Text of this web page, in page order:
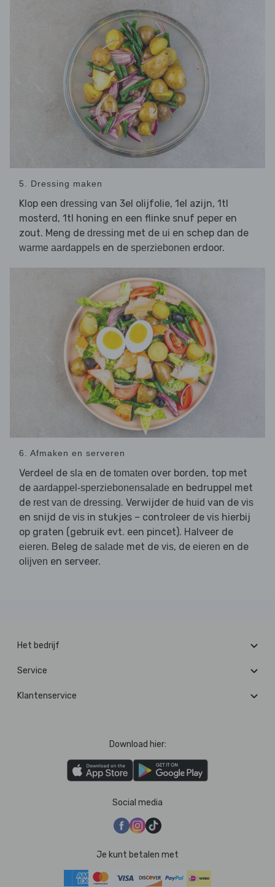
5. Dressing maken
Klop een dressing van 3el olijfolie, 1el azijn, 1tl
mosterd, 1tl honing en een flinke snuf peper en
zout. Meng de dressing met de ui en schep dan de
warme aardappels en de sperziebonen erdoor.
6. Afmaken en serveren
Verdeel de sla en de tomaten over borden, top met
de aardappel-sperziebonensalade en bedruppel met
de rest van de dressing. Verwijder de huid van de vis
en snijd de vis in stukjes – controleer de vis hierbij
op graten (gebruik evt. een pincet). Halveer de
eieren. Beleg de salade met de vis, de eieren en de
olijven en serveer.
Het bedrijf
Service
Klantenservice
Download hier:
Social media
Je kunt betalen met